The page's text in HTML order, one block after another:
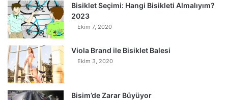
Bisiklet Seçimi: Hangi Bisikleti Almalıyım?
2023
Ekim 7, 2020
Viola Brand ile Bisiklet Balesi
Ekim 3, 2020
Bisim’de Zarar Büyüyor